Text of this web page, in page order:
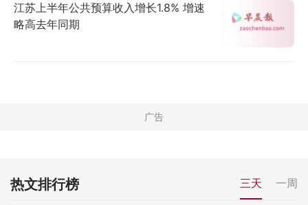
江苏上半年公共预算收入增长1.8% 增速
略高去年同期
热文排行榜 三天 一周